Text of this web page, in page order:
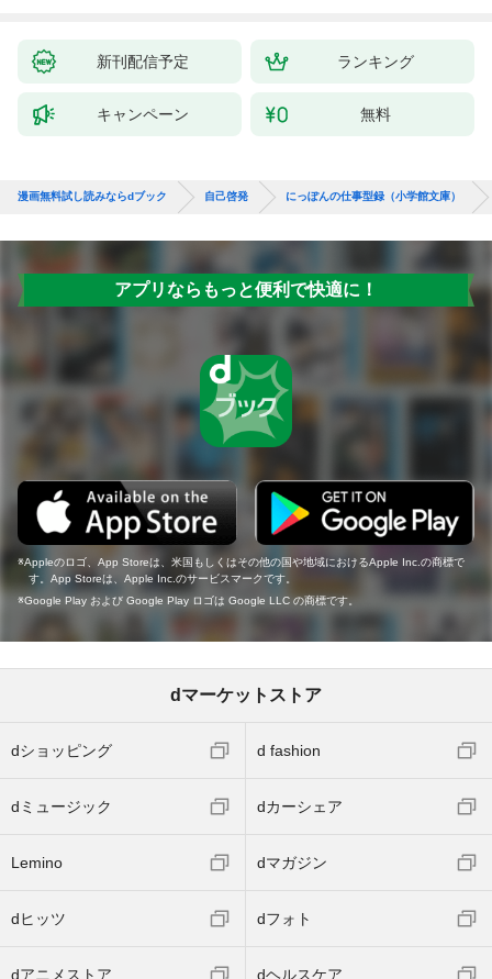
新刊配信予定 ランキング
キャンペーン 無料
漫画無料試し読みならdブック 自己啓発 にっぽんの仕事型録（小学館文庫）
アプリならもっと便利で快適に！
Appleのロゴ、App Storeは、米国もしくはその他の国や地域におけるApple Inc.の商標で
す。App Storeは、Apple Inc.のサービスマークです。
Google Play および Google Play ロゴは Google LLC の商標です。
dマーケットストア
dショッピング d fashion
dミュージック dカーシェア
Lemino dマガジン
dヒッツ dフォト
dアニメストア dヘルスケア